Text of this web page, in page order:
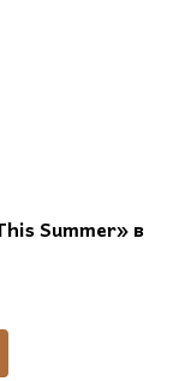
Summer» в